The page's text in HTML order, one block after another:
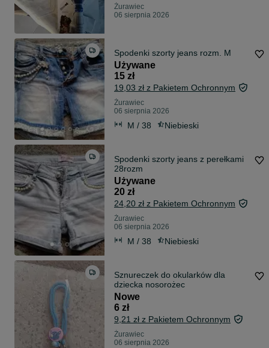
Żurawiec
06 sierpnia 2026
Spodenki szorty jeans rozm. M
Używane
15 zł
19,03 zł z Pakietem Ochronnym
Żurawiec
06 sierpnia 2026
M / 38 Niebieski
Spodenki szorty jeans z perełkami
28rozm
Używane
20 zł
24,20 zł z Pakietem Ochronnym
Żurawiec
06 sierpnia 2026
M / 38 Niebieski
Sznureczek do okularków dla
dziecka nosorożec
Nowe
6 zł
9,21 zł z Pakietem Ochronnym
Żurawiec
06 sierpnia 2026